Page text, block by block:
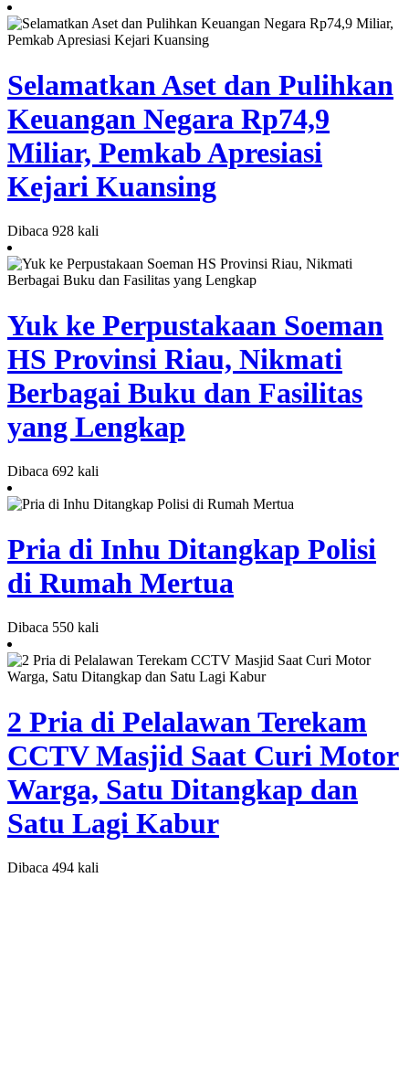
Selamatkan Aset dan Pulihkan
Keuangan Negara Rp74,9
Miliar, Pemkab Apresiasi
Kejari Kuansing
Dibaca 928 kali
Yuk ke Perpustakaan Soeman
HS Provinsi Riau, Nikmati
Berbagai Buku dan Fasilitas
yang Lengkap
Dibaca 692 kali
Pria di Inhu Ditangkap Polisi
di Rumah Mertua
Dibaca 550 kali
2 Pria di Pelalawan Terekam
CCTV Masjid Saat Curi Motor
Warga, Satu Ditangkap dan
Satu Lagi Kabur
Dibaca 494 kali